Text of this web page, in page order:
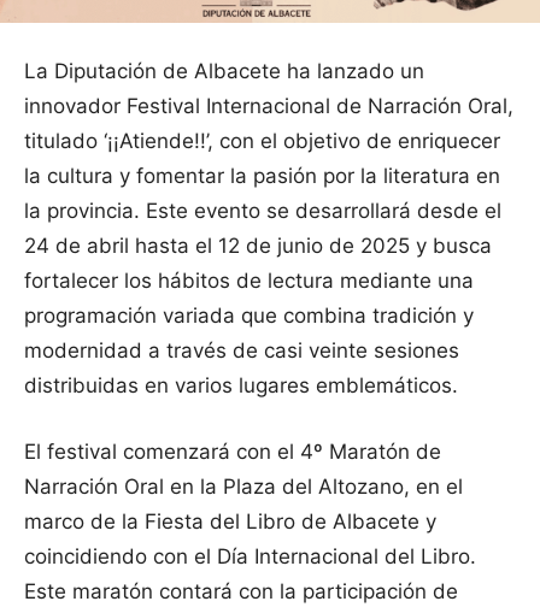
La Diputación de Albacete ha lanzado un
innovador Festival Internacional de Narración Oral,
titulado ‘¡¡Atiende!!’, con el objetivo de enriquecer
la cultura y fomentar la pasión por la literatura en
la provincia. Este evento se desarrollará desde el
24 de abril hasta el 12 de junio de 2025 y busca
fortalecer los hábitos de lectura mediante una
programación variada que combina tradición y
modernidad a través de casi veinte sesiones
distribuidas en varios lugares emblemáticos.
El festival comenzará con el 4º Maratón de
Narración Oral en la Plaza del Altozano, en el
marco de la Fiesta del Libro de Albacete y
coincidiendo con el Día Internacional del Libro.
Este maratón contará con la participación de